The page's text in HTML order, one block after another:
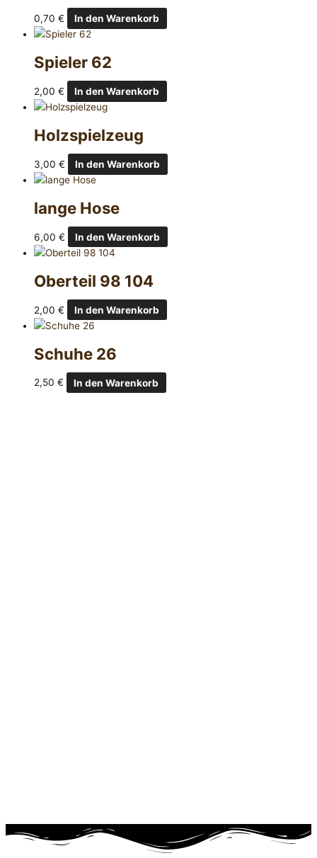
0,70 € In den Warenkorb
Spieler 62
2,00 € In den Warenkorb
Holzspielzeug
3,00 € In den Warenkorb
lange Hose
6,00 € In den Warenkorb
Oberteil 98 104
2,00 € In den Warenkorb
Schuhe 26
2,50 € In den Warenkorb